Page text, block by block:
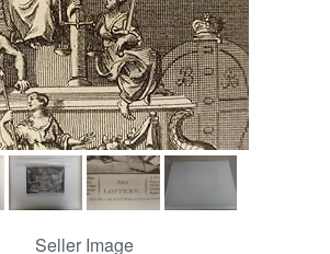
CLOSE
Seller Image